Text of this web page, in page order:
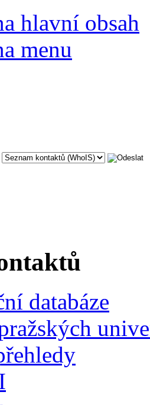
hlavní obsah
menu
databáze